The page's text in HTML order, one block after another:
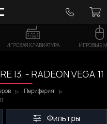
ИГРОВАЯ КЛАВИАТУРА ИГРОВЫЕ
- RADEON VEGA 11
Периферия
Фильтры